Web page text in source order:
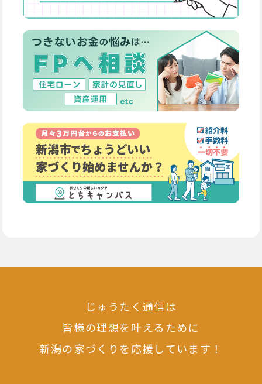
じゅうたく通信は
皆様の理想を叶えるために
新潟の家づくりを応援しています！